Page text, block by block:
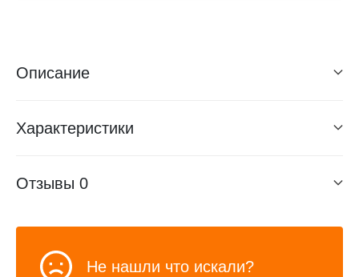
Описание
Характеристики
Отзывы 0
Не нашли что искали?